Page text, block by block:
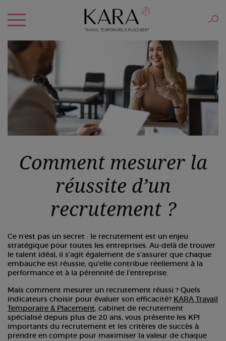
Comment mesurer la
réussite d’un
recrutement ?
Ce n’est pas un secret : le recrutement est un enjeu
stratégique pour toutes les entreprises. Au-delà de trouver
le talent idéal, il s’agit également de s’assurer que chaque
embauche est réussie, qu’elle contribue réellement à la
performance et à la pérennité de l’entreprise.
Mais comment mesurer un recrutement réussi ? Quels
indicateurs choisir pour évaluer son efficacité? KARA Travail
Temporaire & Placement, cabinet de recrutement
spécialisé depuis plus de 20 ans, vous présente les KPI
importants du recrutement et les critères de succès à
prendre en compte pour maximiser la valeur de chaque